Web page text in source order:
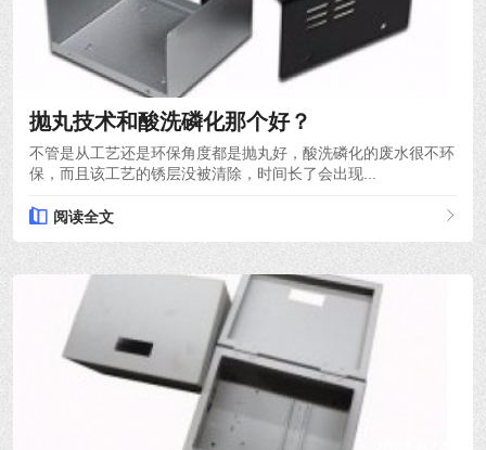
抛丸技术和酸洗磷化那个好？
不管是从工艺还是环保角度都是抛丸好，酸洗磷化的废水很不环
保，而且该工艺的锈层没被清除，时间长了会出现...
阅读全文